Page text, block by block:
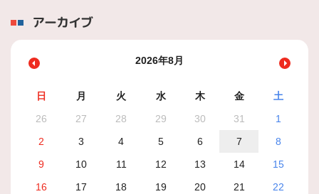
アーカイブ
2026年8月
日 月 火 水 木 金
土
26
27 28 29 30 31
1
2
3 4 5 6 7
8
9
10 11 12 13 14
15
16
17 18 19 20 21
22